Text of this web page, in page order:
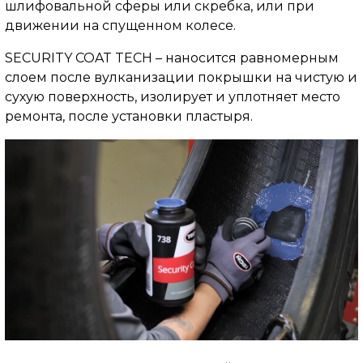
шлифовальной сферы или скребка, или при
движении на спущенном колесе.
SECURITY COAT TECH – наносится равномерным
слоем после вулканизации покрышки на чистую и
сухую поверхность, изолирует и уплотняет место
ремонта, после установки пластыря.